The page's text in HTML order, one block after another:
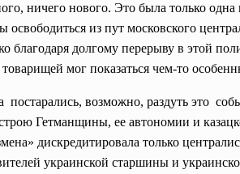
ничего нового. Это была только
из пут московского
долгому перерыву в этой
мог показаться чем-то
постарались, возможно, раздуть это
Гетманщины, ее автономии и
дискредитировала только
украинской старшины и